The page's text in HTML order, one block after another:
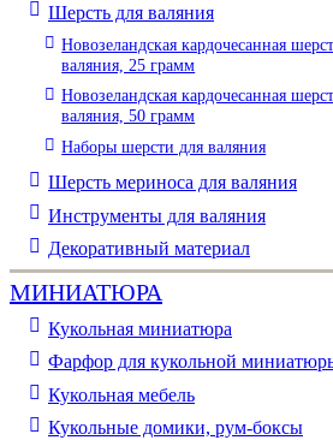
Шерсть для валяния
Новозеландская кардочесанная
валяния, 25 грамм
Новозеландская кардочесанная
валяния, 50 грамм
Наборы шерсти для валяния
Шерсть мериноса для валяния
Инструменты для валяния
Декоративный материал
МИНИАТЮРА
Кукольная миниатюра
Фарфор для кукольной
Кукольная мебель
Кукольные домики, рум-боксы